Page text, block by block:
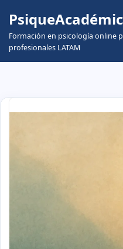
Skip
to
content
Formación en psicología online
profesionales LATAM